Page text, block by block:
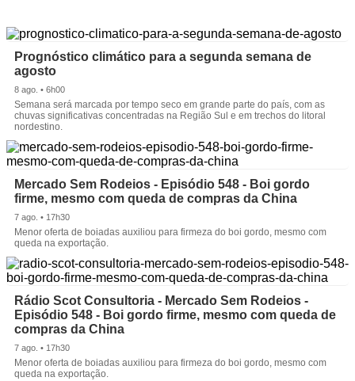
Prognóstico climático para a segunda semana de
agosto
8 ago. • 6h00
Semana será marcada por tempo seco em grande parte do país, com as
chuvas significativas concentradas na Região Sul e em trechos do litoral
nordestino.
Mercado Sem Rodeios - Episódio 548 - Boi gordo
firme, mesmo com queda de compras da China
7 ago. • 17h30
Menor oferta de boiadas auxiliou para firmeza do boi gordo, mesmo com
queda na exportação.
Rádio Scot Consultoria - Mercado Sem Rodeios -
Episódio 548 - Boi gordo firme, mesmo com queda de
compras da China
7 ago. • 17h30
Menor oferta de boiadas auxiliou para firmeza do boi gordo, mesmo com
queda na exportação.